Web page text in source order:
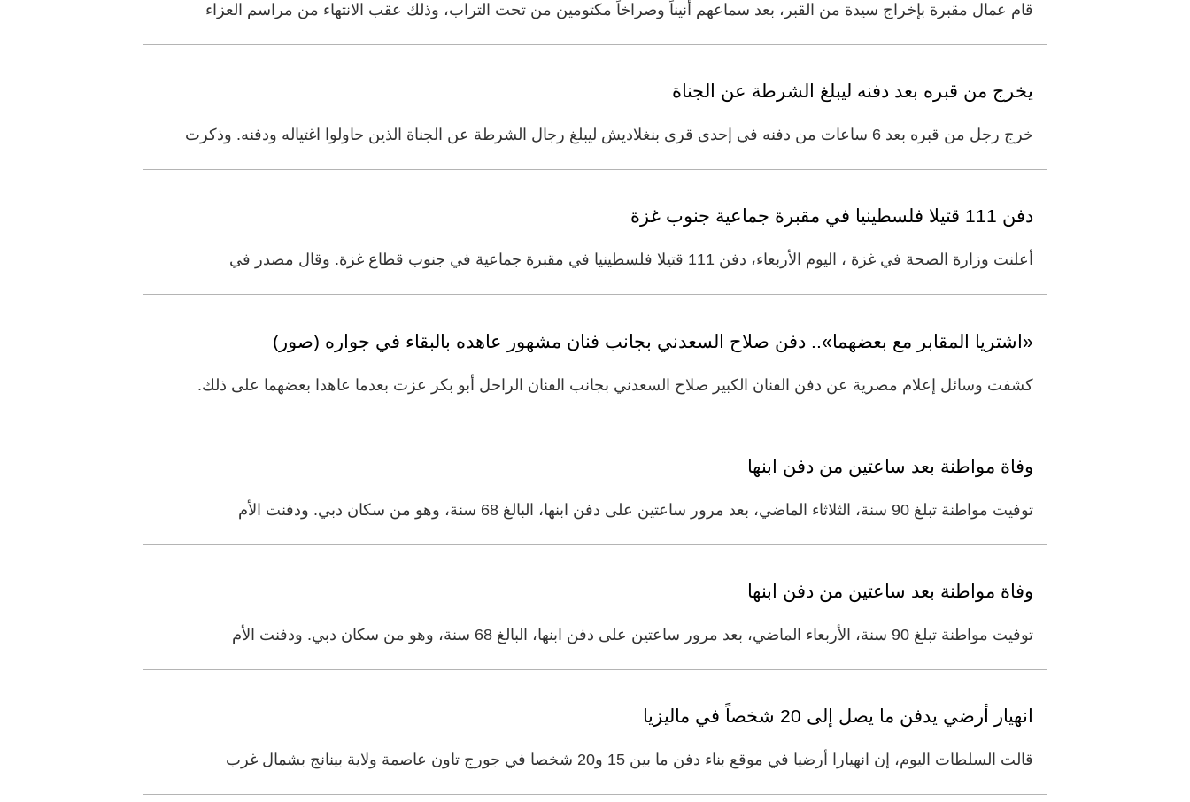
قام عمال مقبرة بإخراج سيدة من القبر، بعد سماعهم أنيناً وصراخاً مكتومين من تحت التراب، وذلك عقب الانتهاء من مراسم العزاء
يخرج من قبره بعد دفنه ليبلغ الشرطة عن الجناة
خرج رجل من قبره بعد 6 ساعات من دفنه في إحدى قرى بنغلاديش ليبلغ رجال الشرطة عن الجناة الذين حاولوا اغتياله ودفنه. وذكرت
دفن 111 قتيلا فلسطينيا في مقبرة جماعية جنوب غزة
أعلنت وزارة الصحة في غزة ، اليوم الأربعاء، دفن 111 قتيلا فلسطينيا في مقبرة جماعية في جنوب قطاع غزة. وقال مصدر في
«اشتريا المقابر مع بعضهما».. دفن صلاح السعدني بجانب فنان مشهور عاهده بالبقاء في جواره (صور)
كشفت وسائل إعلام مصرية عن دفن الفنان الكبير صلاح السعدني بجانب الفنان الراحل أبو بكر عزت بعدما عاهدا بعضهما على ذلك.
وفاة مواطنة بعد ساعتين من دفن ابنها
توفيت مواطنة تبلغ 90 سنة، الثلاثاء الماضي، بعد مرور ساعتين على دفن ابنها، البالغ 68 سنة، وهو من سكان دبي. ودفنت الأم
وفاة مواطنة بعد ساعتين من دفن ابنها
توفيت مواطنة تبلغ 90 سنة، الأربعاء الماضي، بعد مرور ساعتين على دفن ابنها، البالغ 68 سنة، وهو من سكان دبي. ودفنت الأم
انهيار أرضي يدفن ما يصل إلى 20 شخصاً في ماليزيا
قالت السلطات اليوم، إن انهيارا أرضيا في موقع بناء دفن ما بين 15 و20 شخصا في جورج تاون عاصمة ولاية بينانج بشمال غرب